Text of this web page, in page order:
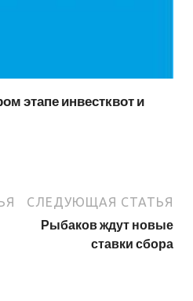
этапе инвестквот и
СЛЕДУЮЩАЯ СТАТЬЯ
Рыбаков ждут новые
ставки сбора